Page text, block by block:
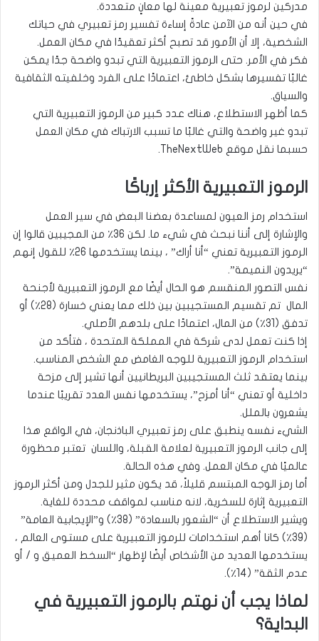
مدركين لرموز تعبيرية معينة لها معانٍ متعددة.
في حين أنه من الآمن عادةً إساءة تفسير رمز تعبيري في حياتك
الشخصية، إلا أن الأمور قد تصبح أكثر تعقيدًا في مكان العمل.
فكر في الأمر. حتى الرموز التعبيرية التي تبدو واضحة جدًا يمكن
غالبًا تفسيرها بشكل خاطئ، اعتمادًا على الفرد وخلفيته الثقافية
والسياق.
كما أظهر الاستطلاع، هناك عدد كبير من الرموز التعبيرية التي
تبدو غير واضحة والتي غالبًا ما تسبب الارتباك في مكان العمل
حسبما نقل موقع TheNextWeb.
الرموز التعبيرية الأكثر إرباكًا
استخدام رمز العيون لمساعدة بعضنا البعض في سير العمل
والإشارة إلى أننا نبحث في شيء ما. لكن 36٪ من المجيبين قالوا إن
الرموز التعبيرية تعني “أنا أراك” ، بينما يستخدمها 26٪ للقول إنهم
“يريدون النميمة”.
نفس التصور المنقسم هو الحال أيضًا مع الرموز التعبيرية لأجنحة
المال تم تقسيم المستجيبين بين ذلك مما يعني خسارة (28٪) أو
تدفق (31٪) من المال، اعتمادًا على بلدهم الأصلي.
إذا كنت تعمل لدى شركة في المملكة المتحدة ، فتأكد من
استخدام الرموز التعبيرية للوجه الغامض مع الشخص المناسب.
بينما يعتقد ثلث المستجيبين البريطانيين أنها تشير إلى مزحة
داخلية أو تعني “أنا أمزح”، يستخدمها نفس العدد تقريبًا عندما
يشعرون بالملل.
الشيء نفسه ينطبق على رمز تعبيري الباذنجان، في الواقع هذا
إلى جانب الرموز التعبيرية لعلامة القبلة، واللسان تعتبر محظورة
عالميًا في مكان العمل. وفي هذه الحالة.
أما رمز الوجه المبتسم قليلاً، قد يكون مثير للجدل ومن أكثر الرموز
التعبيرية إثارة للسخرية، لانه مناسب لمواقف محددة للغاية.
ويشير الاستطلاع أن “الشعور بالسعادة” (38٪) و”الإيجابية العامة”
(39٪) كانا أهم استخدامات للرموز التعبيرية على مستوى العالم ،
يستخدمها العديد من الأشخاص أيضًا لإظهار “السخط العميق و / أو
عدم الثقة” (14٪).
لماذا يجب أن نهتم بالرموز التعبيرية في
البداية؟